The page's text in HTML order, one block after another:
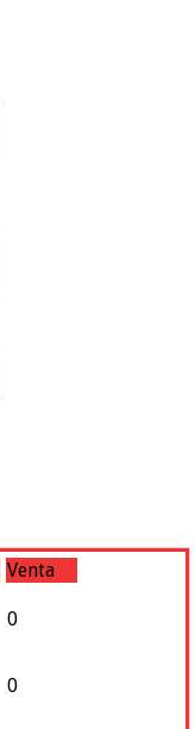
Venta
0
0